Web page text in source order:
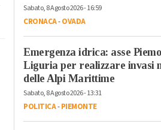
Sabato, 8 Agosto 2026 - 16:59
CRONACA-OVADA
Emergenza idrica: asse
Liguria per realizzare invasi
delle Alpi Marittime
Sabato, 8 Agosto 2026 - 13:31
POLITICA-PIEMONTE